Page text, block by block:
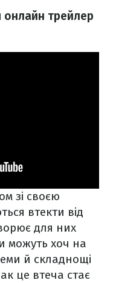
онлайн трейлер
зі своєю
втекти від
для них
можуть хоч на
й складнощі
це втеча стає